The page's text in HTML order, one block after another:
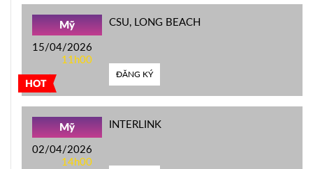
HOT
Mỹ
15/04/2026
11h00
CSU, LONG BEACH
ĐĂNG KÝ
Mỹ
02/04/2026
14h00
INTERLINK